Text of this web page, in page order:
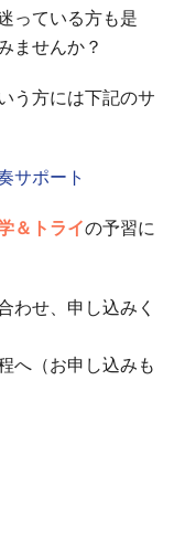
っている方も是
ませんか？
う方には下記のサ
サポート
＆トライの予習に
わせ、申し込みく
へ（お申し込みも